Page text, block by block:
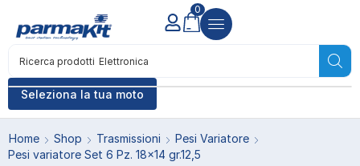
Seleziona la tua moto
Ricerca prodotti Elettronica
0
Home Shop Trasmissioni
Pesi Variatore
Pesi variatore Set 6 Pz. 18×14 gr.12,5